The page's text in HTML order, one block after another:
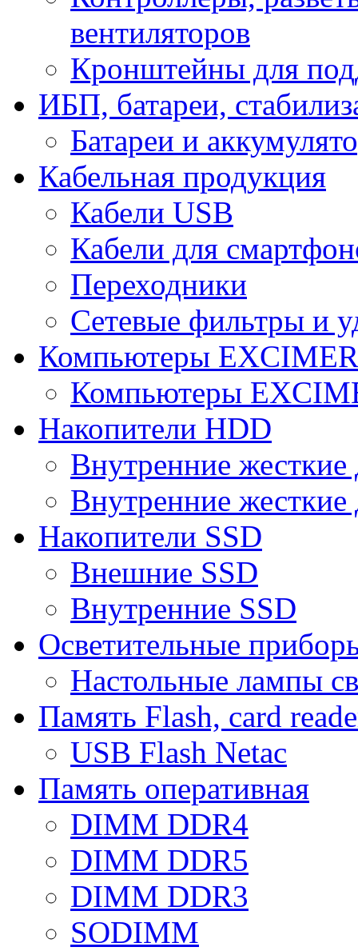
вентиляторов
Кронштейны для
ИБП, батареи,
Батареи и
Кабельная продукция
Кабели USB
Кабели для
Переходники
Сетевые фильтры и
Компьютеры
Компьютеры
Накопители HDD
Внутренние
Внутренние
Накопители SSD
Внешние SSD
Внутренние SSD
Осветительные
Настольные лампы
Память Flash, card
USB Flash Netac
Память оперативная
DIMM DDR4
DIMM DDR5
DIMM DDR3
SODIMM